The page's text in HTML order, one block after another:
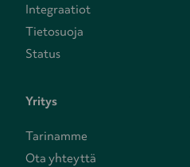
Integraatiot
Tietosuoja
Status
Yritys
Tarinamme
Ota yhteyttä